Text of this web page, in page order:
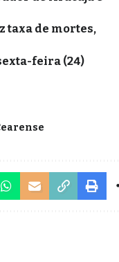
taxa de mortes,
feira (24)